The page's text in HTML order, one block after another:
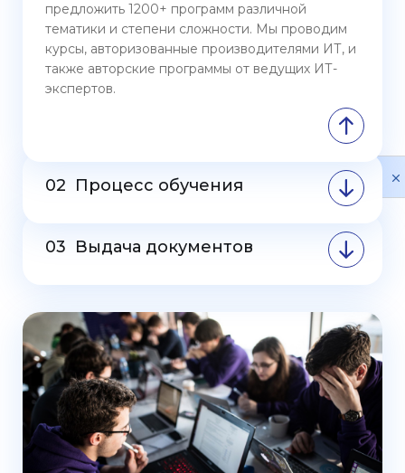
предложить 1200+ программ различной
тематики и степени сложности. Мы проводим
курсы, авторизованные производителями ИТ, и
также авторские программы от ведущих ИТ-
экспертов.
02 Процесс обучения
03 Выдача документов
обработки
данных